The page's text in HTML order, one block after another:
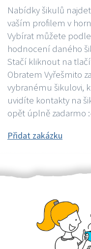
Nabídky šikulů
vaším profilem v
Vybírat můžete
hodnocení daného
Stačí kliknout na
Obratem Vyřešmito
vybranému šikulovi,
uvidíte kontakty na
opět úplně zadarmo
Přidat zakázku